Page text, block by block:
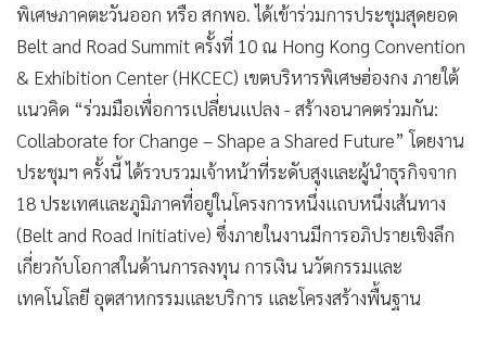
พิเศษภาคตะวันออก หรือ สกพอ. ได้เข้าร่วมการประชุมสุดยอด
Belt and Road Summit ครั้งที่ 10 ณ Hong Kong Convention
& Exhibition Center (HKCEC) เขตบริหารพิเศษฮ่องกง ภายใต้
แนวคิด “ร่วมมือเพื่อการเปลี่ยนแปลง - สร้างอนาคตร่วมกัน:
Collaborate for Change – Shape a Shared Future” โดยงาน
ประชุมฯ ครั้งนี้ ได้รวบรวมเจ้าหน้าที่ระดับสูงและผู้นำธุรกิจจาก
18 ประเทศและภูมิภาคที่อยู่ในโครงการหนึ่งแถบหนึ่งเส้นทาง
(Belt and Road Initiative) ซึ่งภายในงานมีการอภิปรายเชิงลึก
เกี่ยวกับโอกาสในด้านการลงทุน การเงิน นวัตกรรมและ
เทคโนโลยี อุตสาหกรรมและบริการ และโครงสร้างพื้นฐาน